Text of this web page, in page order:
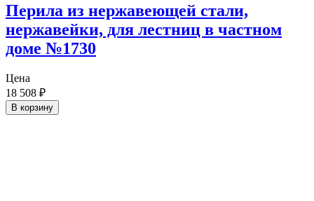
Перила из нержавеющей стали,
нержавейки, для лестниц в частном
доме №1730
Цена
18 508 ₽
В корзину